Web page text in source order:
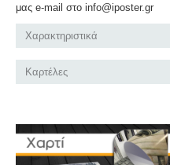
μας e-mail στο info@iposter.gr
Χαρακτηριστικά
Καρτέλες